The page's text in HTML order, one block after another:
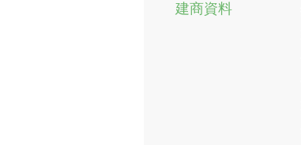
建商資料